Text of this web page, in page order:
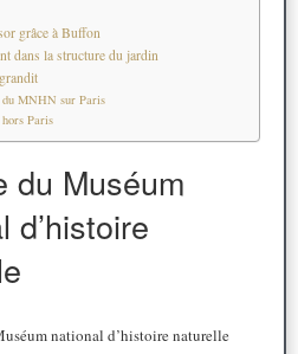
grâce à Buffon
dans la structure du jardin
du MNHN sur Paris
Paris
du Muséum
d’histoire